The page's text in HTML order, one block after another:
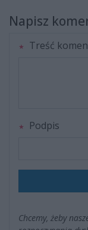
Napisz
Treść
Podpis
Chcemy, żeby